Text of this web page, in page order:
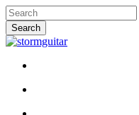
Skip
to
main
content
Search
Close